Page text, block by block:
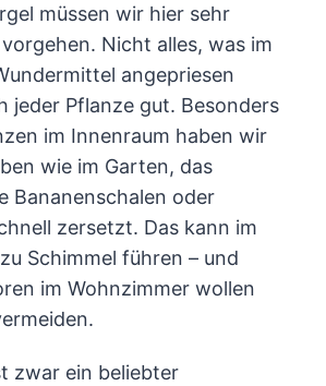
müssen wir hier sehr
Nicht alles, was im
angepriesen
jeder Pflanze gut. Besonders
im Innenraum haben wir
wie im Garten, das
Bananenschalen oder
zersetzt. Das kann im
Schimmel führen – und
im Wohnzimmer wollen
zwar ein beliebter